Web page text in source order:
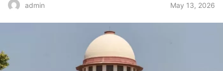
admin May 13, 2026